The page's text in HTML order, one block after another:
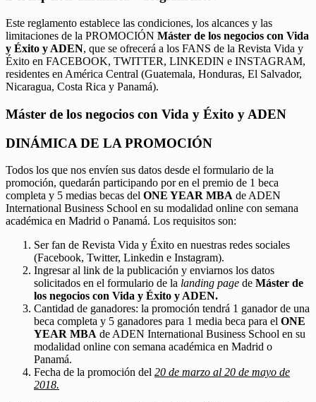
Este reglamento establece las condiciones, los alcances y las
limitaciones de la PROMOCIÓN Máster de los negocios con Vida
y Éxito y ADEN, que se ofrecerá a los FANS de la Revista Vida y
Éxito en FACEBOOK, TWITTER, LINKEDIN e INSTAGRAM,
residentes en América Central (Guatemala, Honduras, El Salvador,
Nicaragua, Costa Rica y Panamá).
Máster de los negocios con Vida y Éxito y ADEN
DINÁMICA DE LA PROMOCIÓN
Todos los que nos envíen sus datos desde el formulario de la
promoción, quedarán participando por en el premio de 1 beca
completa y 5 medias becas del ONE YEAR MBA de ADEN
International Business School en su modalidad online con semana
académica en Madrid o Panamá. Los requisitos son:
Ser fan de Revista Vida y Éxito en nuestras redes sociales
(Facebook, Twitter, Linkedin e Instagram).
Ingresar al link de la publicación y enviarnos los datos
solicitados en el formulario de la landing page de Máster de
los negocios con Vida y Éxito y ADEN.
Cantidad de ganadores: la promoción tendrá 1 ganador de una
beca completa y 5 ganadores para 1 media beca para el ONE
YEAR MBA de ADEN International Business School en su
modalidad online con semana académica en Madrid o
Panamá.
Fecha de la promoción del 20 de marzo al 20 de mayo de
2018.